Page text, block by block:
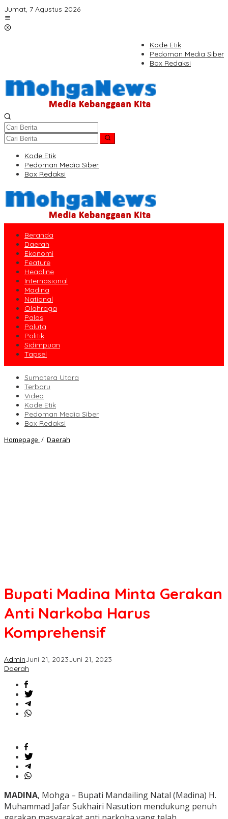
Lewati
ke
konten
Jumat, 7 Agustus 2026
Kode Etik
Pedoman Media Siber
Box Redaksi
Kode Etik
Pedoman Media Siber
Box Redaksi
Beranda
Daerah
Ekonomi
Feature
Headline
Internasional
Madina
National
Olahraga
Palas
Paluta
Politik
Sidimpuan
Tapsel
Sumatera Utara
Terbaru
Video
Kode Etik
Pedoman Media Siber
Box Redaksi
Homepage / Daerah
Bupati Madina Minta Gerakan
Anti Narkoba Harus
Komprehensif
AdminJuni 21, 2023Juni 21, 2023
Daerah
MADINA, Mohga – Bupati Mandailing Natal (Madina) H.
Muhammad Jafar Sukhairi Nasution mendukung penuh